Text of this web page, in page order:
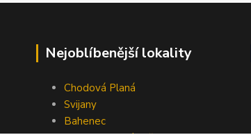
Nejoblíbenější lokality
Chodová Planá
Svijany
Bahenec